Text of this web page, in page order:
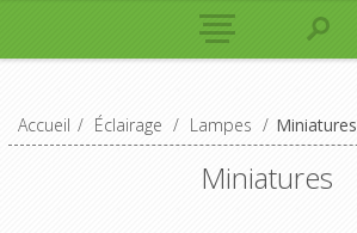
Accueil / Éclairage / Lampes / Miniatures
Miniatures